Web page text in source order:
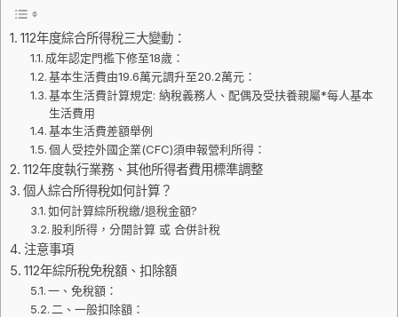
112年度綜合所得稅三大變動：
成年認定門檻下修至18歲：
基本生活費由19.6萬元調升至20.2萬元：
基本生活費計算規定: 納稅義務人、配偶及受扶養親屬*每人基本
生活費用
基本生活費差額舉例
個人受控外國企業(CFC)須申報營利所得：
112年度執行業務、其他所得者費用標準調整
個人綜合所得稅如何計算？
如何計算綜所稅繳/退稅金額?
股利所得，分開計算 或 合併計稅
注意事項
112年綜所稅免稅額、扣除額
一、免稅額：
二、一般扣除額：